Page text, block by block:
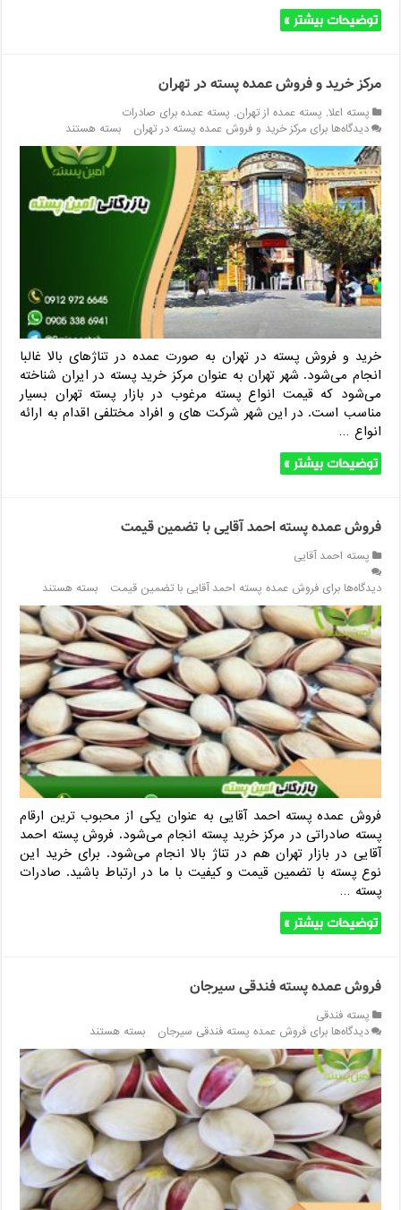
توضیحات بیشتر »
مرکز خرید و فروش عمده پسته در تهران
پسته اعلا, پسته عمده از تهران, پسته عمده برای صادرات
دیدگاه‌هابرای مرکز خرید و فروش عمده پسته در تهران بسته هستند
خرید و فروش پسته در تهران به صورت عمده در تناژهای بالا غالبا
انجام می‌شود. شهر تهران به عنوان مرکز خرید پسته در ایران شناخته
می‌شود که قیمت انواع پسته مرغوب در بازار پسته تهران بسیار
مناسب است. در این شهر شرکت های و افراد مختلفی اقدام به ارائه
انواع …
توضیحات بیشتر »
فروش عمده پسته احمد آقایی با تضمین قیمت
پسته احمد آقایی
دیدگاه‌هابرای فروش عمده پسته احمد آقایی با تضمین قیمت بسته هستند
فروش عمده پسته احمد آقایی به عنوان یکی از محبوب ترین ارقام
پسته صادراتی در مرکز خرید پسته انجام می‌شود. فروش پسته احمد
آقایی در بازار تهران هم در تناژ بالا انجام می‌شود. برای خرید این
نوع پسته با تضمین قیمت و کیفیت با ما در ارتباط باشید. صادرات
پسته …
توضیحات بیشتر »
فروش عمده پسته فندقی سیرجان
پسته فندقی
دیدگاه‌هابرای فروش عمده پسته فندقی سیرجان بسته هستند